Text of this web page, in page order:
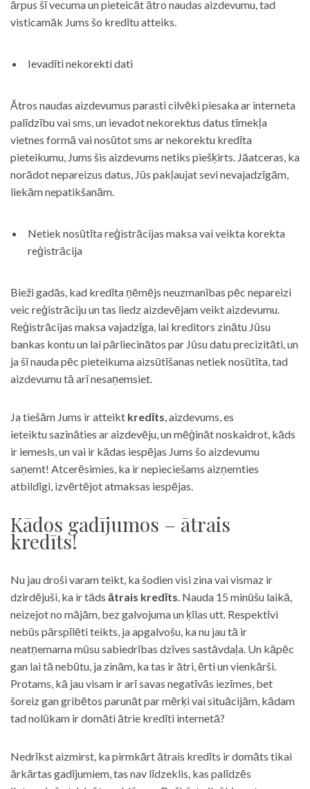
ārpus šī vecuma un pieteicāt ātro naudas aizdevumu, tad
visticamāk Jums šo kredītu atteiks.
Ievadīti nekorekti dati
Ātros naudas aizdevumus parasti cilvēki piesaka ar interneta
palīdzību vai sms, un ievadot nekorektus datus tīmekļa
vietnes formā vai nosūtot sms ar nekorektu kredīta
pieteikumu, Jums šis aizdevums netiks piešķirts. Jāatceras, ka
norādot nepareizus datus, Jūs pakļaujat sevi nevajadzīgām,
liekām nepatikšanām.
Netiek nosūtīta reģistrācijas maksa vai veikta korekta
reģistrācija
Bieži gadās, kad kredīta ņēmējs neuzmanības pēc nepareizi
veic reģistrāciju un tas liedz aizdevējam veikt aizdevumu.
Reģistrācijas maksa vajadzīga, lai kreditors zinātu Jūsu
bankas kontu un lai pārliecinātos par Jūsu datu precizitāti, un
ja šī nauda pēc pieteikuma aizsūtīšanas netiek nosūtīta, tad
aizdevumu tā arī nesaņemsiet.
Ja tiešām Jums ir atteikt kredīts, aizdevums, es
ieteiktu sazināties ar aizdevēju, un mēģināt noskaidrot, kāds
ir iemesls, un vai ir kādas iespējas Jums šo aizdevumu
saņemt! Atcerēsimies, ka ir nepieciešams aizņemties
atbildīgi, izvērtējot atmaksas iespējas.
Kādos gadījumos – ātrais
kredīts!
Nu jau droši varam teikt, ka šodien visi zina vai vismaz ir
dzirdējuši, ka ir tāds ātrais kredīts. Nauda 15 minūšu laikā,
neizejot no mājām, bez galvojuma un ķīlas utt. Respektīvi
nebūs pārspīlēti teikts, ja apgalvošu, ka nu jau tā ir
neatņemama mūsu sabiedrības dzīves sastāvdaļa. Un kāpēc
gan lai tā nebūtu, ja zinām, ka tas ir ātri, ērti un vienkārši.
Protams, kā jau visam ir arī savas negatīvās iezīmes, bet
šoreiz gan gribētos parunāt par mērķi vai situācijām, kādam
tad nolūkam ir domāti ātrie kredīti internetā?
Nedrīkst aizmirst, ka pirmkārt ātrais kredīts ir domāts tikai
ārkārtas gadījumiem, tas nav līdzeklis, kas palīdzēs